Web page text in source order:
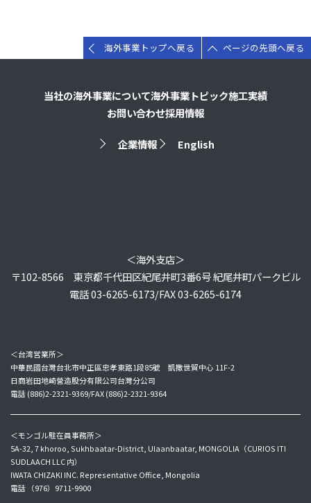
海外事業トップへ戻る ページの先頭へ戻る
当社の海外事業について海外事業トピック施工実績
お問い合わせ採用情報
企業情報 English
＜海外支店＞
〒102-8566 東京都千代田区紀尾井町3番6号 紀尾井町パークビル
電話 03-6265-6173/FAX 03-6265-6174
＜台湾営業所＞
中華民國台灣台北市中正區忠孝東路1段85號 凱撒世貿中心 11F-2
日商岩田地崎營造股分有限公司台灣分公司
電話 (886)2-2321-9369/FAX (886)2-2321-9364
＜モンゴル駐在員事務所＞
5A-32, 7 khoroo, Sukhbaatar-District, Ulaanbaatar, MONGOLIA（CURIOS ITI
SUDLAACH LLC 内）
IWATA CHIZAKI INC. Representative Office, Mongolia
電話 （976）9711-9900